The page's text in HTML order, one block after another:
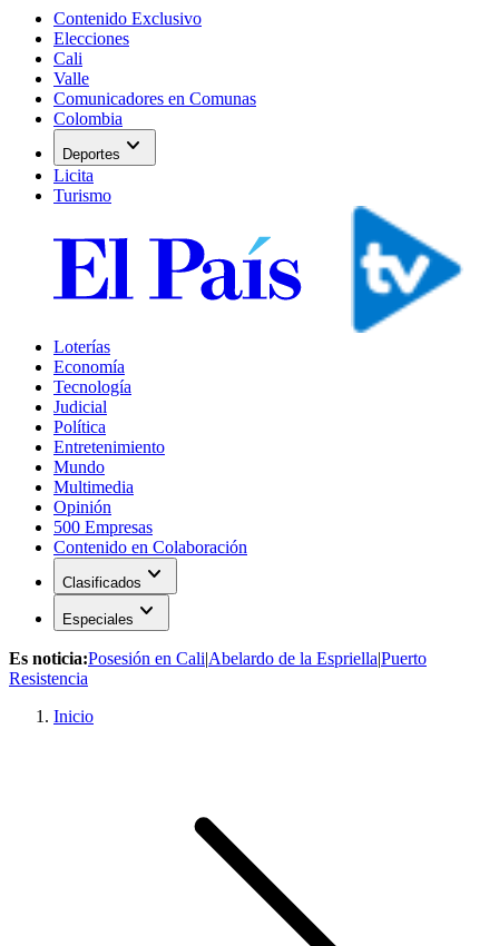
Contenido Exclusivo
Elecciones
Cali
Valle
Comunicadores en Comunas
Colombia
Deportes expand_more
Licita
Turismo
Loterías
Economía
Tecnología
Judicial
Política
Entretenimiento
Mundo
Multimedia
Opinión
500 Empresas
Contenido en Colaboración
Clasificados expand_more
Especiales expand_more
Es noticia:Posesión en Cali|Abelardo de la Espriella|Puerto
Resistencia
Inicio